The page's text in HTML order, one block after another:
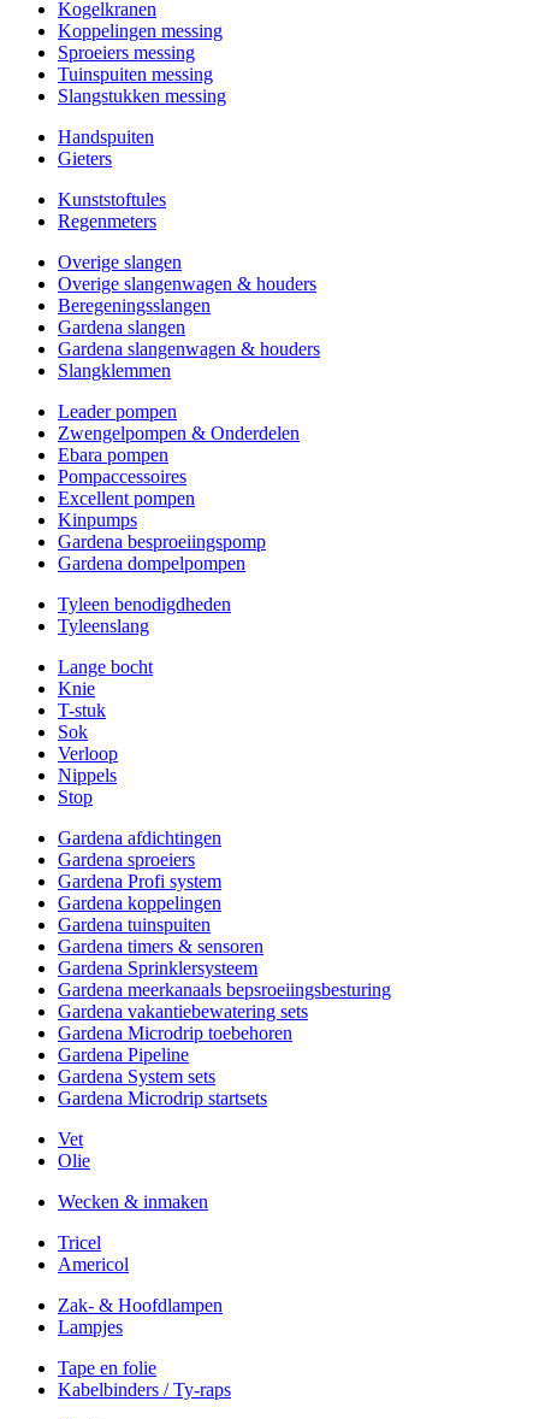
Kogelkranen
Koppelingen messing
Sproeiers messing
Tuinspuiten messing
Slangstukken messing
Handspuiten
Gieters
Kunststoftules
Regenmeters
Overige slangen
Overige slangenwagen & houders
Beregeningsslangen
Gardena slangen
Gardena slangenwagen & houders
Slangklemmen
Leader pompen
Zwengelpompen & Onderdelen
Ebara pompen
Pompaccessoires
Excellent pompen
Kinpumps
Gardena besproeiingspomp
Gardena dompelpompen
Tyleen benodigdheden
Tyleenslang
Lange bocht
Knie
T-stuk
Sok
Verloop
Nippels
Stop
Gardena afdichtingen
Gardena sproeiers
Gardena Profi system
Gardena koppelingen
Gardena tuinspuiten
Gardena timers & sensoren
Gardena Sprinklersysteem
Gardena meerkanaals bepsroeiingsbesturing
Gardena vakantiebewatering sets
Gardena Microdrip toebehoren
Gardena Pipeline
Gardena System sets
Gardena Microdrip startsets
Vet
Olie
Wecken & inmaken
Tricel
Americol
Zak- & Hoofdlampen
Lampjes
Tape en folie
Kabelbinders / Ty-raps